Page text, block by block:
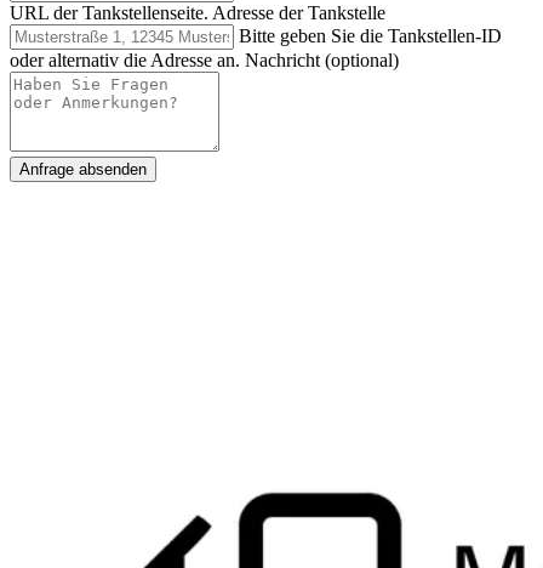
URL der Tankstellenseite. Adresse der Tankstelle
Bitte geben Sie die Tankstellen-ID
oder alternativ die Adresse an. Nachricht (optional)
Anfrage absenden